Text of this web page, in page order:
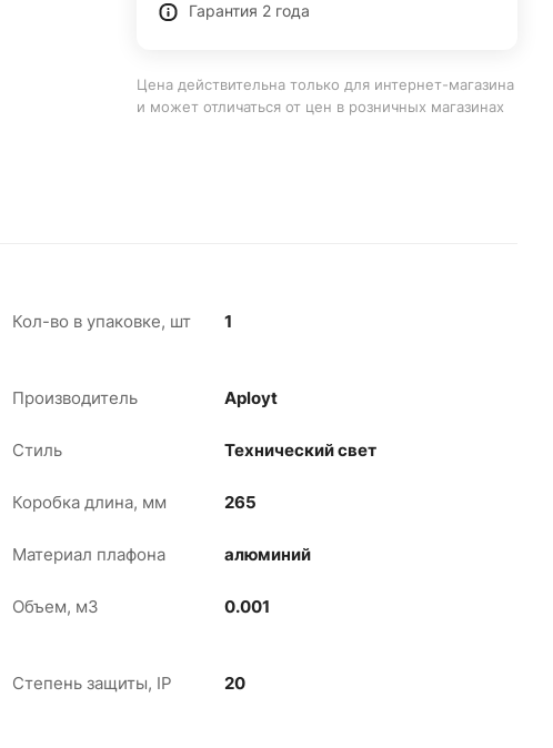
Гарантия 2 года
Цена действительна только для интернет-магазина
и может отличаться от цен в розничных магазинах
Кол-во в упаковке, шт 1
Производитель Aployt
Стиль Технический свет
Коробка длина, мм 265
Материал плафона алюминий
Объем, м3 0.001
Степень защиты, IP 20